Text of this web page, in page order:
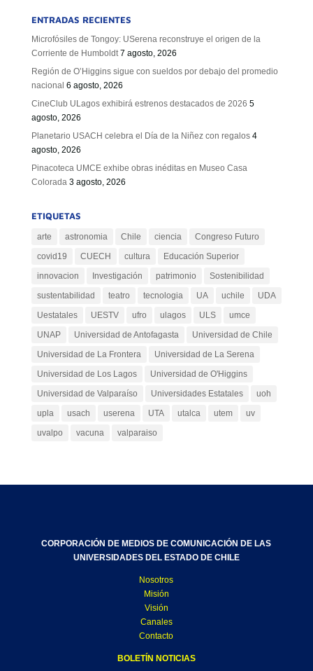
ENTRADAS RECIENTES
Microfósiles de Tongoy: USerena reconstruye el origen de la
Corriente de Humboldt 7 agosto, 2026
Región de O’Higgins sigue con sueldos por debajo del promedio
nacional 6 agosto, 2026
CineClub ULagos exhibirá estrenos destacados de 2026 5
agosto, 2026
Planetario USACH celebra el Día de la Niñez con regalos 4
agosto, 2026
Pinacoteca UMCE exhibe obras inéditas en Museo Casa
Colorada 3 agosto, 2026
ETIQUETAS
arte astronomia Chile ciencia
Congreso Futuro
covid19
CUECH cultura
Educación Superior
innovacion
Investigación patrimonio
Sostenibilidad
sustentabilidad
teatro tecnologia UA uchile
UDA
Uestatales
UESTV ufro ulagos ULS
umce
UNAP
Universidad de Antofagasta
Universidad de Chile
Universidad de La Frontera
Universidad de La Serena
Universidad de Los Lagos
Universidad de O'Higgins
Universidad de Valparaíso
Universidades Estatales
uoh
upla
usach userena UTA utalca utem
uv
uvalpo
vacuna valparaiso
CORPORACIÓN DE MEDIOS DE COMUNICACIÓN DE LAS
UNIVERSIDADES DEL ESTADO DE CHILE
Nosotros
Misión
Visión
Canales
Contacto
BOLETÍN NOTICIAS